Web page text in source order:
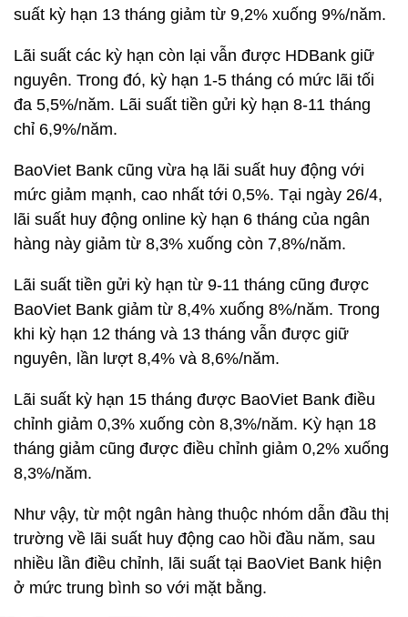
suất kỳ hạn 13 tháng giảm từ 9,2% xuống 9%/năm.
Lãi suất các kỳ hạn còn lại vẫn được HDBank giữ
nguyên. Trong đó, kỳ hạn 1-5 tháng có mức lãi tối
đa 5,5%/năm. Lãi suất tiền gửi kỳ hạn 8-11 tháng
chỉ 6,9%/năm.
BaoViet Bank cũng vừa hạ lãi suất huy động với
mức giảm mạnh, cao nhất tới 0,5%. Tại ngày 26/4,
lãi suất huy động online kỳ hạn 6 tháng của ngân
hàng này giảm từ 8,3% xuống còn 7,8%/năm.
Lãi suất tiền gửi kỳ hạn từ 9-11 tháng cũng được
BaoViet Bank giảm từ 8,4% xuống 8%/năm. Trong
khi kỳ hạn 12 tháng và 13 tháng vẫn được giữ
nguyên, lần lượt 8,4% và 8,6%/năm.
Lãi suất kỳ hạn 15 tháng được BaoViet Bank điều
chỉnh giảm 0,3% xuống còn 8,3%/năm. Kỳ hạn 18
tháng giảm cũng được điều chỉnh giảm 0,2% xuống
8,3%/năm.
Như vậy, từ một ngân hàng thuộc nhóm dẫn đầu thị
trường về lãi suất huy động cao hồi đầu năm, sau
nhiều lần điều chỉnh, lãi suất tại BaoViet Bank hiện
ở mức trung bình so với mặt bằng.